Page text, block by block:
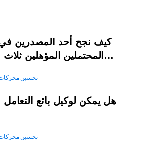
كيف نجح أحد المصدرين في
المحتملين المؤهلين
تحسين
هل يمكن لوكيل بائع
تحسين